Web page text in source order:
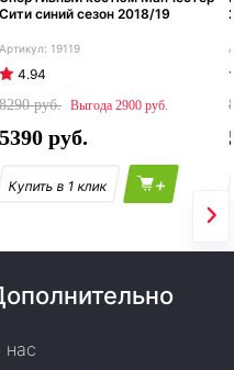
Сити синий сезон 2018/19
19119
4.94
8290
2900
5390
+
нас